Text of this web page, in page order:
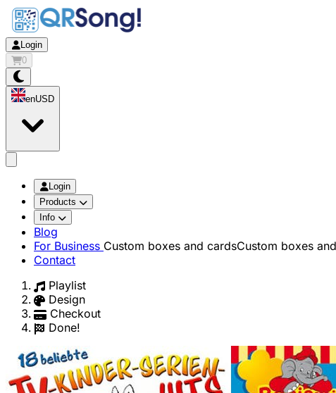
Login
0
enUSD
Login
Products
Info
Blog
For Business Custom boxes and cardsCustom boxes
Contact
Playlist
Design
Checkout
Done!